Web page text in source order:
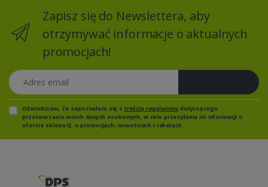
Zapisz się do Newslettera, aby
otrzymywać informacje o aktualnych
promocjach!
Adres email
Oświadczam, że zapoznałem się z treścią regulaminu dotyczącego
przetwarzania moich danych osobowych, w celu przesyłania mi informacji o
ofercie sklepu tj. o promocjach, nowościach i rabatach.